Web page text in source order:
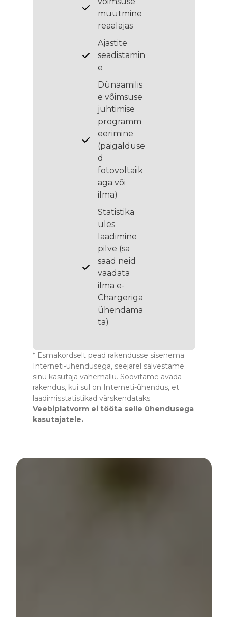
muutmine
reaalajas
Ajastite
seadistamin
e
Dünaamilis
e võimsuse
juhtimise
programm
eerimine
(paigalduse
d
fotovoltaiik
aga või
ilma)
Statistika
üles
laadimine
pilve (sa
saad neid
vaadata
ilma e-
Chargeriga
ühendama
ta)
* Esmakordselt pead rakendusse sisenema
Interneti-ühendusega, seejärel salvestame
sinu kasutaja vahemällu. Soovitame avada
rakendus, kui sul on Interneti-ühendus, et
laadimisstatistikad värskendataks.
Veebiplatvorm ei tööta selle ühendusega
kasutajatele.